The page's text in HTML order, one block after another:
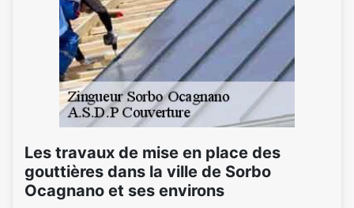
Les travaux de mise en place des
gouttières dans la ville de Sorbo
Ocagnano et ses environs